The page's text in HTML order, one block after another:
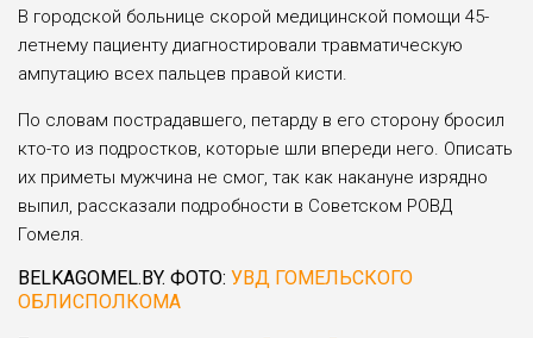
В городской больнице скорой медицинской помощи 45-
летнему пациенту диагностировали травматическую
ампутацию всех пальцев правой кисти.
По словам пострадавшего, петарду в его сторону бросил
кто-то из подростков, которые шли впереди него. Описать
их приметы мужчина не смог, так как накануне изрядно
выпил, рассказали подробности в Советском РОВД
Гомеля.
BELKAGOMEL.BY. ФОТО: УВД ГОМЕЛЬСКОГО
ОБЛИСПОЛКОМА